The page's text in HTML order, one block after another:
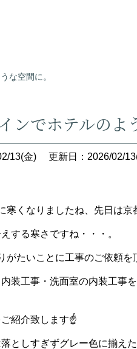
な空間に。
ンでホテルのよ
13(金) 更新日：2026/02/
寒くなりましたね、先日は京
する寒さですね・・・。
がたいことに工事のご依頼を
内装工事・洗面室の内装工事
紹介致します☝
としすぎずグレー色に揃え